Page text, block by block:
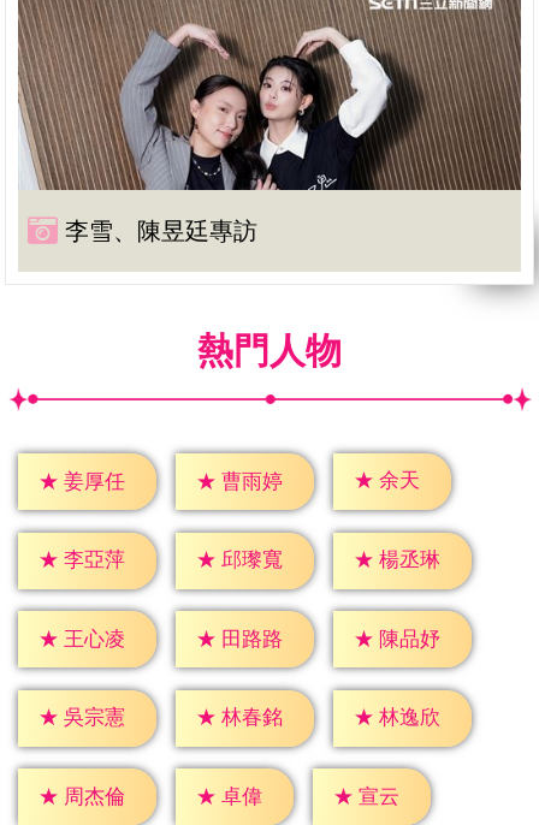
李雪、陳昱廷專訪
熱門人物
★ 姜厚任 ★ 曹雨婷 ★ 余天
★ 李亞萍 ★ 邱瓈寬 ★ 楊丞琳
★ 王心凌 ★ 田路路 ★ 陳品妤
★ 吳宗憲 ★ 林春銘 ★ 林逸欣
★ 周杰倫 ★ 卓偉 ★ 宣云